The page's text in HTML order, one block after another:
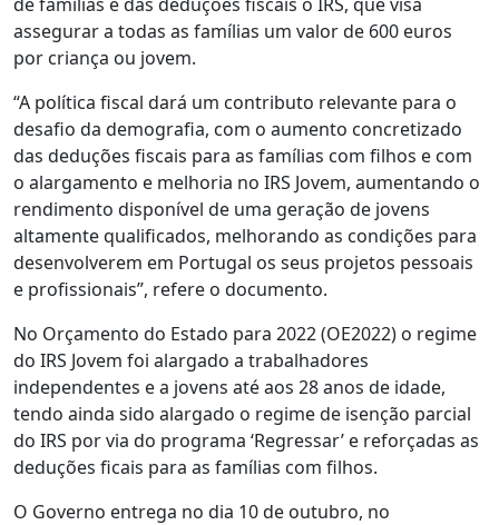
assegurar a todas as famílias um valor de 600 euros
por criança ou jovem.
“A política fiscal dará um contributo relevante para o
desafio da demografia, com o aumento concretizado
das deduções fiscais para as famílias com filhos e com
o alargamento e melhoria no IRS Jovem, aumentando o
rendimento disponível de uma geração de jovens
altamente qualificados, melhorando as condições para
desenvolverem em Portugal os seus projetos pessoais
e profissionais”, refere o documento.
No Orçamento do Estado para 2022 (OE2022) o regime
do IRS Jovem foi alargado a trabalhadores
independentes e a jovens até aos 28 anos de idade,
tendo ainda sido alargado o regime de isenção parcial
do IRS por via do programa ‘Regressar’ e reforçadas as
deduções ficais para as famílias com filhos.
O Governo entrega no dia 10 de outubro, no